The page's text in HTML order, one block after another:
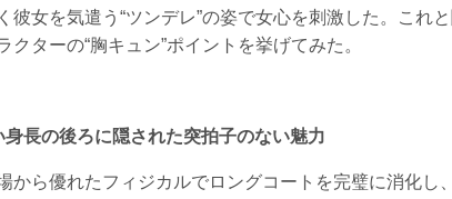
彼女を気遣う“ツンデレ”の姿で女心を刺激した。これ
クターの“胸キュン”ポイントを挙げてみた。
身長の後ろに隠された突拍子のない魅力
から優れたフィジカルでロングコートを完璧に消化し